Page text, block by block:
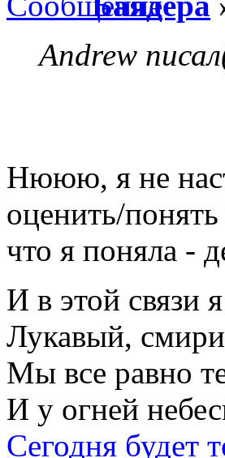
Andrew
Нююю, я не
оценить/
что я поняла -
И в этой
Лукавый,
Мы все равно
И у огней
Сегодня будет